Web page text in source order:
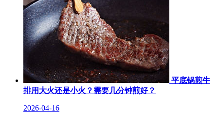
平底锅煎牛
排用大火还是小火？需要几分钟煎好？
2026-04-16